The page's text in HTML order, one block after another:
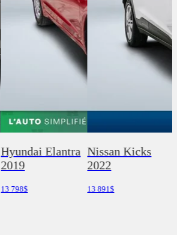
Hyundai Elantra
2019
13 798$
Nissan Kicks
2022
13 891$